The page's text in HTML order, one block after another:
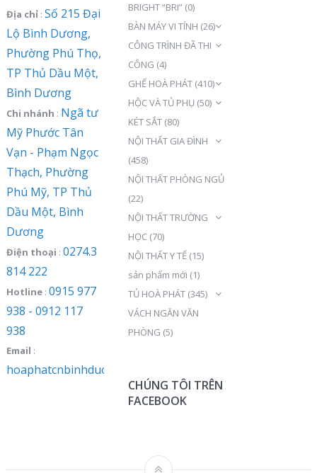
Địa chỉ: Số 215 Đại
Lộ Bình Dương,
Phường Phú Thọ,
TP Thủ Dầu Một,
Bình Dương
Chi nhánh : Ngã tư
Mỹ Phước Tân
Vạn - Phạm Ngọc
Thạch, Phường
Phú Mỹ, TP Thủ
Dầu Một, Bình
Dương
Điện thoại : 0274.3
814 222
Hotline: 0915 977
938 - 0912 117
938
Email :
hoaphatcnbinhduong@gmail.com
BRIGHT “BRI” (0)
BÀN MÁY VI TÍNH (26)
CÔNG TRÌNH ĐÃ THI
CÔNG (4)
GHẾ HOÀ PHÁT (410)
HỘC VÀ TỦ PHỤ (50)
KÉT SẮT (80)
NỘI THẤT GIA ĐÌNH
(458)
NỘI THẤT PHÒNG NGỦ
(22)
NỘI THẤT TRƯỜNG
HỌC (70)
NỘI THẤT Y TẾ (15)
sản phẩm mới (1)
TỦ HOÀ PHÁT (345)
VÁCH NGĂN VĂN
PHÒNG (5)
CHÚNG TÔI TRÊN
FACEBOOK